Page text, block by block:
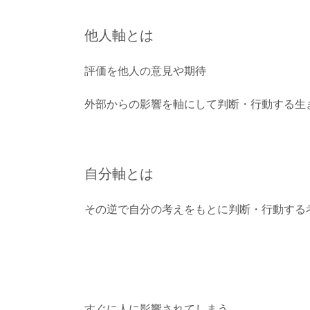
他人軸とは
評価を他人の意見や期待
外部からの影響を軸にして判断・行動する生
自分軸とは
その逆で自分の考えをもとに判断・行動する